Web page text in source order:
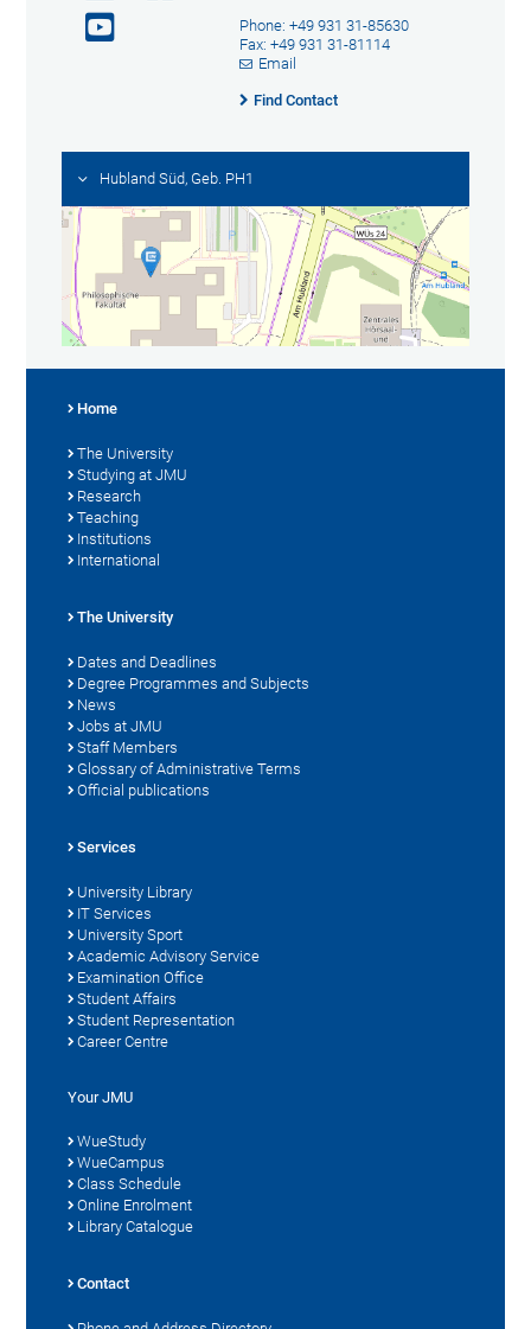
Phone: +49 931 31-85630
Fax: +49 931 31-81114
Email
Find Contact
Hubland Süd, Geb. PH1
Home
The University
Studying at JMU
Research
Teaching
Institutions
International
The University
Dates and Deadlines
Degree Programmes and Subjects
News
Jobs at JMU
Staff Members
Glossary of Administrative Terms
Official publications
Services
University Library
IT Services
University Sport
Academic Advisory Service
Examination Office
Student Affairs
Student Representation
Career Centre
Your JMU
WueStudy
WueCampus
Class Schedule
Online Enrolment
Library Catalogue
Contact